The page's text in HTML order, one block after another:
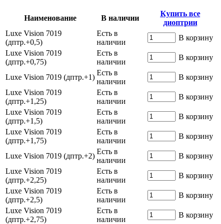
Наименование В наличии
Купить все
диоптрии
Luxe Vision 7019
(дптр.+0,5)
Есть в
наличии
В корзину
Luxe Vision 7019
(дптр.+0,75)
Есть в
наличии
В корзину
Luxe Vision 7019 (дптр.+1)
Есть в
наличии
В корзину
Luxe Vision 7019
(дптр.+1,25)
Есть в
наличии
В корзину
Luxe Vision 7019
(дптр.+1,5)
Есть в
наличии
В корзину
Luxe Vision 7019
(дптр.+1,75)
Есть в
наличии
В корзину
Luxe Vision 7019 (дптр.+2)
Есть в
наличии
В корзину
Luxe Vision 7019
(дптр.+2,25)
Есть в
наличии
В корзину
Luxe Vision 7019
(дптр.+2,5)
Есть в
наличии
В корзину
Luxe Vision 7019
(дптр.+2,75)
Есть в
наличии
В корзину